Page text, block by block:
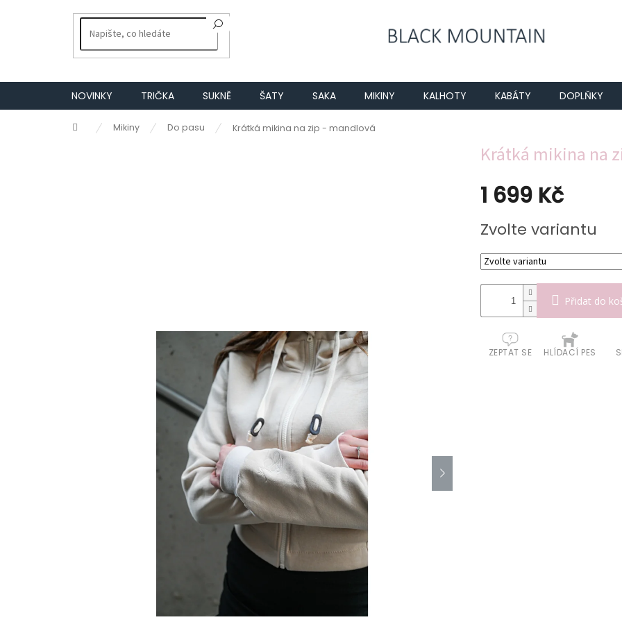
NOVINKY TRIČKA SUKNĚ ŠATY SAKA MIKINY KALHOTY KABÁTY DOPLŇKY
Domů Mikiny Do pasu Krátká mikina na zip - mandlová
Krátká mikina na
1 699 Kč
cena:
Zvolte variantu
Přidat do
ZEPTAT SE HLÍDACÍ PES